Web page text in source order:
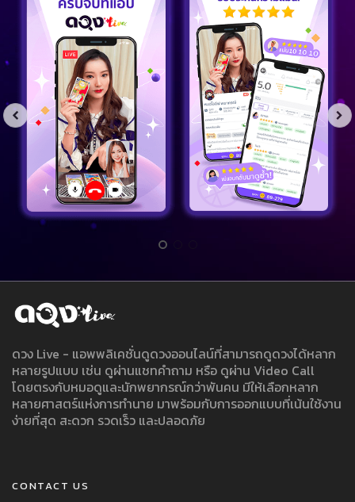
ดวง Live - แอพพลิเคชั่นดูดวงออนไลน์ที่สามารถดูดวงได้หลาก
หลายรูปแบบ เช่น ดูผ่านแชทคำถาม หรือ ดูผ่าน Video Call
โดยตรงกับหมอดูและนักพยากรณ์กว่าพันคน มีให้เลือกหลาก
หลายศาสตร์แห่งการทำนาย มาพร้อมกับการออกแบบที่เน้นใช้งาน
ง่ายที่สุด สะดวก รวดเร็ว และปลอดภัย
CONTACT US